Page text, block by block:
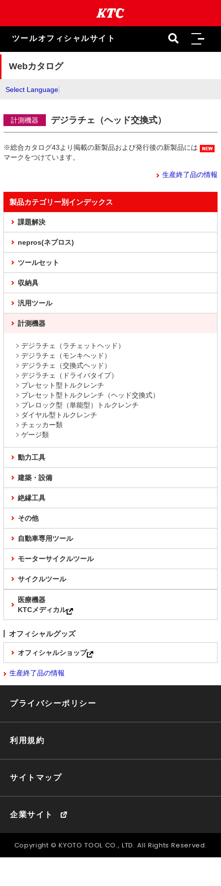
ま
キ
ツールオフィシャルサイト
Webカタログ
Select Language
計測機器 デジラチェ（ヘッド交換式）
※総合カタログ43より掲載の新製品および発行後の新製品には
マークをつけています。
生産終了品の情報
製品カテゴリー別インデックス
課題解決
nepros(ネプロス)
ツールセット
収納具
汎用ツール
計測機器
デジラチェ（ラチェットヘッド）
デジラチェ（モンキヘッド）
デジラチェ（交換式ヘッド）
デジラチェ（ドライバタイプ）
プレセット型トルクレンチ
プレセット型トルクレンチ（ヘッド交換式）
プレロック型（単能型）トルクレンチ
ダイヤル型トルクレンチ
チェッカー類
ゲージ類
動力工具
建築・設備
絶縁工具
その他
自動車専用ツール
モーターサイクルツール
サイクルツール
医療機器
KTCメディカル
オフィシャルグッズ
オフィシャルショップ
生産終了品の情報
プライバシーポリシー
利用規約
サイトマップ
企業サイト
Copyright © KYOTO TOOL CO., LTD. All Rights Reserved.